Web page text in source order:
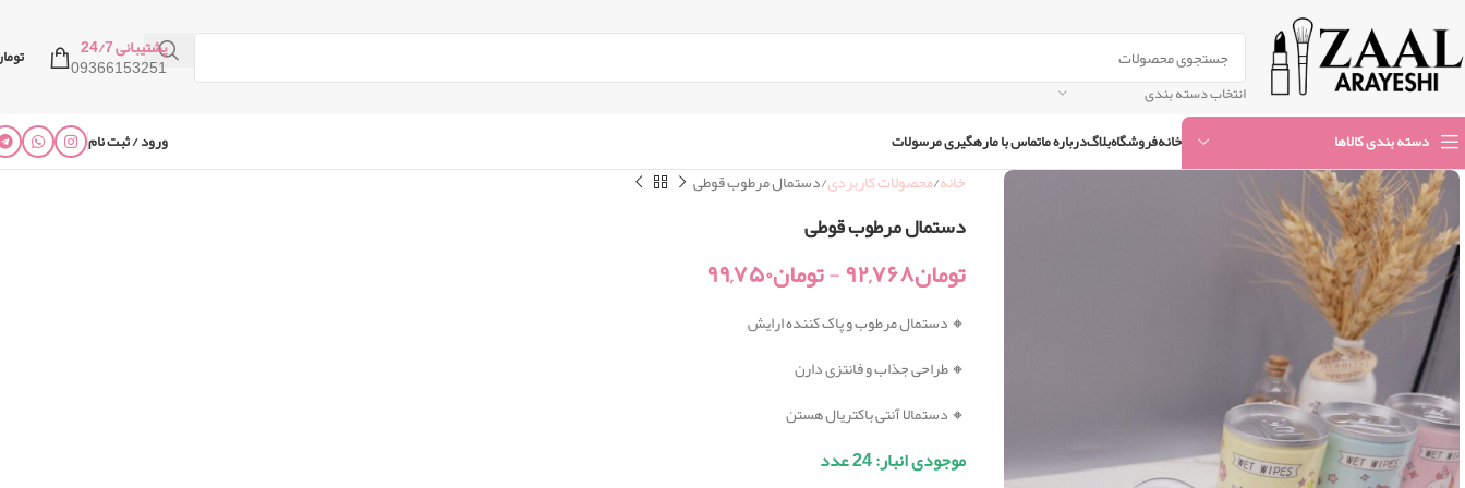
انتخاب دسته بندی
پشتیبانی 24/7
09366153251
دسته بندی کالاها خانهفروشگاهبلاگدرباره ماتماس با مارهگیری مرسولات ورود / ثبت نام
خانه محصولات کاربردی دستمال مرطوب قوطی
دستمال مرطوب قوطی
تومان۹۲,۷۶۸-تومان۹۹,۷۵۰
🔸 دستمال مرطوب و پاک کننده ارایش
🔸طراحی جذاب و فانتزی دارن
🔸دستمالا آنتی باکتریال هستن
موجودی انبار: 24 عدد